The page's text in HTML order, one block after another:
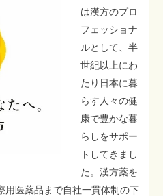
は漢方のプロ
フェッショナ
ルとして、半
世紀以上にわ
たり日本に暮
らす人々の健
康で豊かな暮
らしをサポー
トしてきまし
た。漢方薬を
用医薬品まで自社一貫体制の下